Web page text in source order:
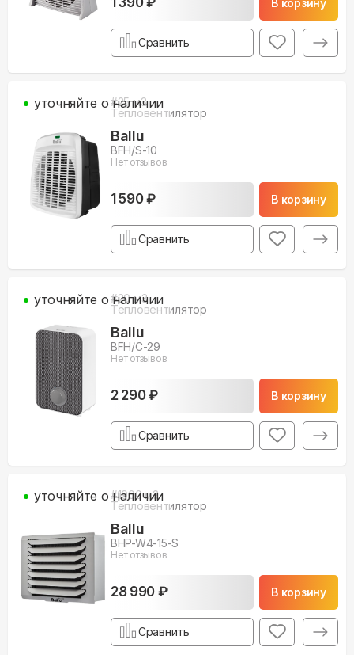
Сравнить
#25м3
Тепловентилятор
Ballu
BFH/S-10
Нет отзывов
1 590 ₽ В корзину
уточняйте о наличии
Сравнить
#20м3
Тепловентилятор
Ballu
BFH/С-29
Нет отзывов
2 290 ₽ В корзину
уточняйте о наличии
Сравнить
#1900м3
Тепловентилятор
Ballu
BHP-W4-15-S
Нет отзывов
28 990 ₽ В корзину
уточняйте о наличии
Сравнить